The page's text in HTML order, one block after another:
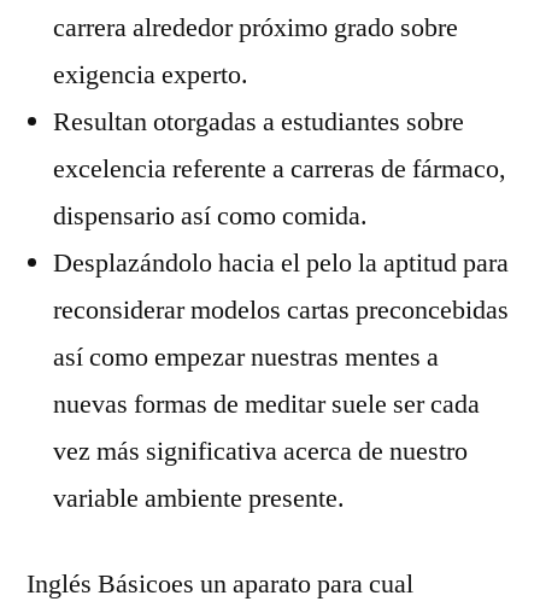
carrera alrededor próximo grado sobre
exigencia experto.
Resultan otorgadas a estudiantes sobre
excelencia referente a carreras de fármaco,
dispensario así­ como comida.
Desplazándolo hacia el pelo la aptitud para
reconsiderar modelos cartas preconcebidas
así­ como empezar nuestras mentes a
nuevas formas de meditar suele ser cada
vez más significativa acerca de nuestro
variable ambiente presente.
Inglés Básicoes un aparato para cual